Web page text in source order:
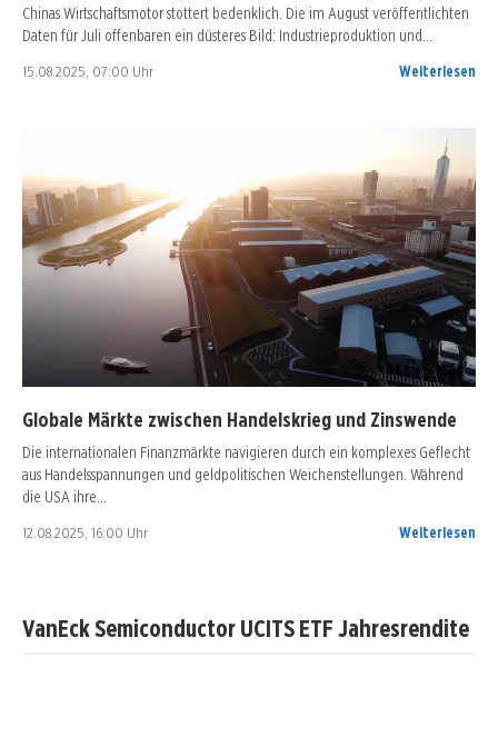
Chinas Wirtschaftsmotor stottert bedenklich. Die im August veröffentlichten
Daten für Juli offenbaren ein düsteres Bild: Industrieproduktion und…
15.08.2025, 07:00 Uhr Weiterlesen
Globale Märkte zwischen Handelskrieg und Zinswende
Die internationalen Finanzmärkte navigieren durch ein komplexes Geflecht
aus Handelsspannungen und geldpolitischen Weichenstellungen. Während
die USA ihre…
12.08.2025, 16:00 Uhr Weiterlesen
VanEck Semiconductor UCITS ETF Jahresrendite